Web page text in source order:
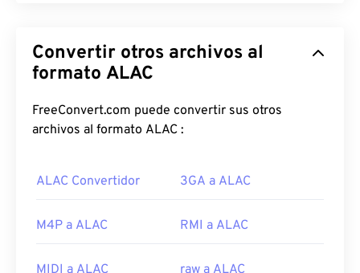
de audio digital (forma de onda) de alta calidad.
Muchos profesionales lo utilizan, especialmente
de calidad, lo que significa que no se pierde la
calidad ni los datos del original, pero también
notas musicales, lo cual resulta útil para músicos.
¿Cómo abrir un archivo AIFF?
Convertir otros archivos al
formato ALAC
FreeConvert.com puede convertir sus otros
archivos al formato ALAC :
ALAC Convertidor 3GA a ALAC
M4P a ALAC RMI a ALAC